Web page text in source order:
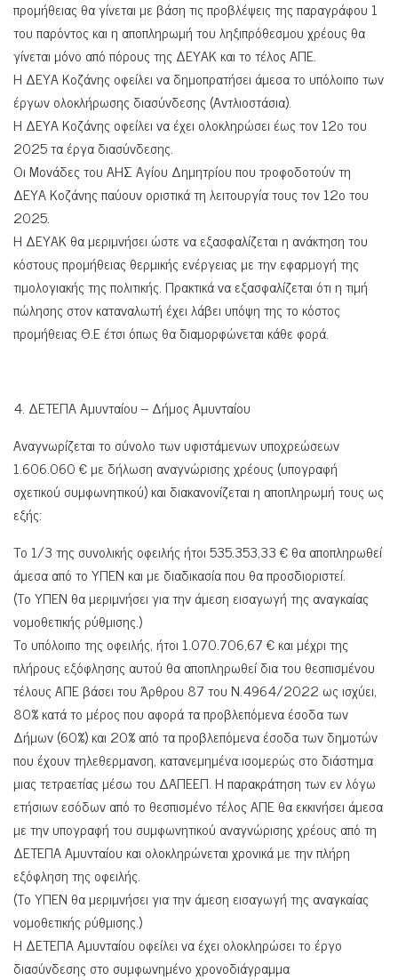
προμήθειας θα γίνεται με βάση τις προβλέψεις της παραγράφου 1
του παρόντος και η αποπληρωμή του ληξιπρόθεσμου χρέους θα
γίνεται μόνο από πόρους της ΔΕΥΑΚ και το τέλος ΑΠΕ.
Η ΔΕΥΑ Κοζάνης οφείλει να δημοπρατήσει άμεσα το υπόλοιπο των
έργων ολοκλήρωσης διασύνδεσης (Αντλιοστάσια).
Η ΔΕΥΑ Κοζάνης οφείλει να έχει ολοκληρώσει έως τον 12ο του
2025 τα έργα διασύνδεσης.
Οι Μονάδες του ΑΗΣ Αγίου Δημητρίου που τροφοδοτούν τη
ΔΕΥΑ Κοζάνης παύουν οριστικά τη λειτουργία τους τον 12ο του
2025.
Η ΔΕΥΑΚ θα μεριμνήσει ώστε να εξασφαλίζεται η ανάκτηση του
κόστους προμήθειας θερμικής ενέργειας με την εφαρμογή της
τιμολογιακής της πολιτικής. Πρακτικά να εξασφαλίζεται ότι η τιμή
πώλησης στον καταναλωτή έχει λάβει υπόψη της το κόστος
προμήθειας Θ.Ε έτσι όπως θα διαμορφώνεται κάθε φορά.
4. ΔΕΤΕΠΑ Αμυνταίου – Δήμος Αμυνταίου
Αναγνωρίζεται το σύνολο των υφιστάμενων υποχρεώσεων
1.606.060 € με δήλωση αναγνώρισης χρέους (υπογραφή
σχετικού συμφωνητικού) και διακανονίζεται η αποπληρωμή τους ως
εξής:
Το 1/3 της συνολικής οφειλής ήτοι 535.353,33 € θα αποπληρωθεί
άμεσα από το ΥΠΕΝ και με διαδικασία που θα προσδιοριστεί.
(Το ΥΠΕΝ θα μεριμνήσει για την άμεση εισαγωγή της αναγκαίας
νομοθετικής ρύθμισης.)
Το υπόλοιπο της οφειλής, ήτοι 1.070.706,67 € και μέχρι της
πλήρους εξόφλησης αυτού θα αποπληρωθεί δια του θεσπισμένου
τέλους ΑΠΕ βάσει του Άρθρου 87 του Ν.4964/2022 ως ισχύει,
80% κατά το μέρος που αφορά τα προβλεπόμενα έσοδα των
Δήμων (60%) και 20% από τα προβλεπόμενα έσοδα των δημοτών
που έχουν τηλεθερμανση, κατανεμημένα ισομερώς στο διάστημα
μιας τετραετίας μέσω του ΔΑΠΕΕΠ. Η παρακράτηση των εν λόγω
ετήσιων εσόδων από το θεσπισμένο τέλος ΑΠΕ θα εκκινήσει άμεσα
με την υπογραφή του συμφωνητικού αναγνώρισης χρέους από τη
ΔΕΤΕΠΑ Αμυνταίου και ολοκληρώνεται χρονικά με την πλήρη
εξόφληση της οφειλής.
(Το ΥΠΕΝ θα μεριμνήσει για την άμεση εισαγωγή της αναγκαίας
νομοθετικής ρύθμισης.)
Η ΔΕΤΕΠΑ Αμυνταίου οφείλει να έχει ολοκληρώσει το έργο
διασύνδεσης στο συμφωνημένο χρονοδιάγραμμα